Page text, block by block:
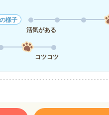
様子
活気がある
コツコツ